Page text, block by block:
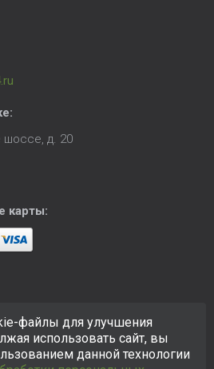
шоссе, д. 20
карты:
https://petrozavodsk.ksk24.ru
целях и любая
публичной офертой.
файлы для улучшения
использовать сайт, вы
данной технологии